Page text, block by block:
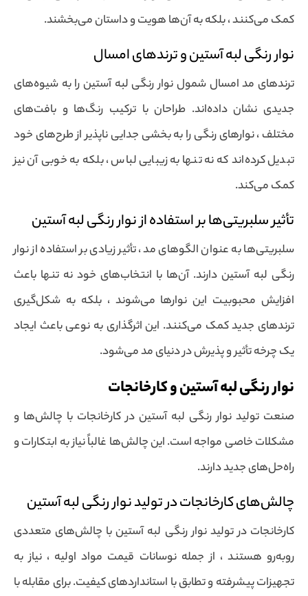
کمک می‌کنند ، بلکه به آن‌ها هویت و داستان می‌بخشند.
نوار رنگی لبه آستین و ترندهای امسال
ترندهای مد امسال شمول نوار رنگی لبه آستین را به شیوه‌های
جدیدی نشان داده‌اند. طراحان با ترکیب رنگ‌ها و بافت‌های
مختلف ، نوارهای رنگی را به بخشی جدایی ناپذیر از طرح‌های خود
تبدیل کرده‌اند که نه تنها به زیبایی لباس ، بلکه به خوبی آن نیز
کمک می‌کند.
تأثیر سلبریتی‌ها بر استفاده از نوار رنگی لبه آستین
سلبریتی‌ها به عنوان الگوهای مد ، تأثیر زیادی بر استفاده از نوار
رنگی لبه آستین دارند. آن‌ها با انتخاب‌های خود نه تنها باعث
افزایش محبوبیت این نوارها می‌شوند ، بلکه به شکل‌گیری
ترندهای جدید کمک می‌کنند. این اثرگذاری به نوعی باعث ایجاد
یک چرخه تأثیر و پذیرش در دنیای مد می‌شود.
نوار رنگی لبه آستین و کارخانجات
صنعت تولید نوار رنگی لبه آستین در کارخانجات با چالش‌ها و
مشکلات خاصی مواجه است. این چالش‌ها غالباً نیاز به ابتکارات و
راه‌حل‌های جدید دارند.
چالش‌های کارخانجات در تولید نوار رنگی لبه آستین
کارخانجات در تولید نوار رنگی لبه آستین با چالش‌های متعددی
روبه‌رو هستند ، از جمله نوسانات قیمت مواد اولیه ، نیاز به
تجهیزات پیشرفته و تطابق با استانداردهای کیفیت. برای مقابله با